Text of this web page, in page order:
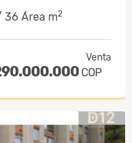
36 Área m2
Venta
COP